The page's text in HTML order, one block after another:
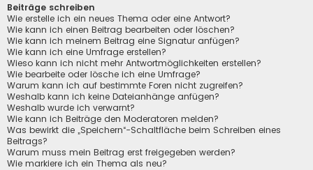
Beiträge schreiben
Wie erstelle ich ein neues Thema oder eine Antwort?
Wie kann ich einen Beitrag bearbeiten oder löschen?
Wie kann ich meinem Beitrag eine Signatur anfügen?
Wie kann ich eine Umfrage erstellen?
Wieso kann ich nicht mehr Antwortmöglichkeiten erstellen?
Wie bearbeite oder lösche ich eine Umfrage?
Warum kann ich auf bestimmte Foren nicht zugreifen?
Weshalb kann ich keine Dateianhänge anfügen?
Weshalb wurde ich verwarnt?
Wie kann ich Beiträge den Moderatoren melden?
Was bewirkt die „Speichern“-Schaltfläche beim Schreiben eines
Beitrags?
Warum muss mein Beitrag erst freigegeben werden?
Wie markiere ich ein Thema als neu?